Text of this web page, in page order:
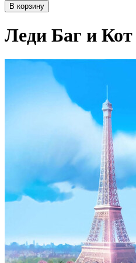
В корзину
Леди Баг и Кот